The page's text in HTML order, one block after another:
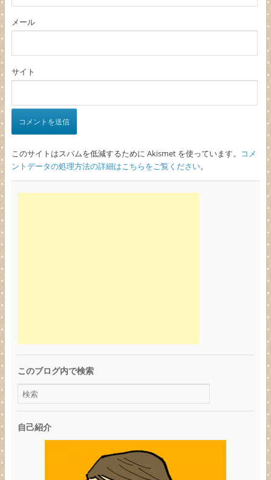
メール
サイト
このサイトはスパムを低減するために Akismet を使っています。
コメ
ントデータの処理方法の詳細はこちらをご覧ください。
このブログ内で検索
自己紹介